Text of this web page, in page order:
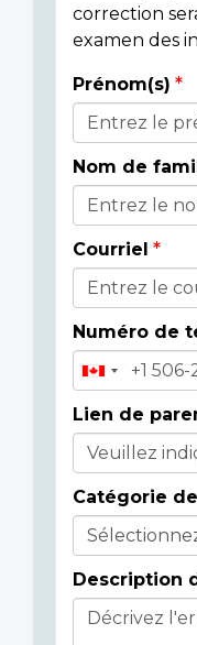
correction
examen des
Donor
Details
Prénom(s)
Nom de
Courriel
Numéro de
Lien de
Catégorie
Description